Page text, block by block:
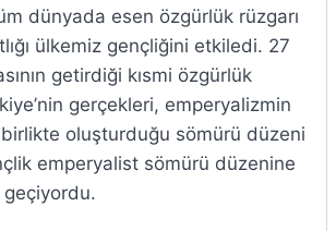
dünyada esen özgürlük rüzgarı
ülkemiz gençliğini etkiledi. 27
getirdiği kısmi özgürlük
gerçekleri, emperyalizmin
oluşturduğu sömürü düzeni
emperyalist sömürü düzenine
geçiyordu.